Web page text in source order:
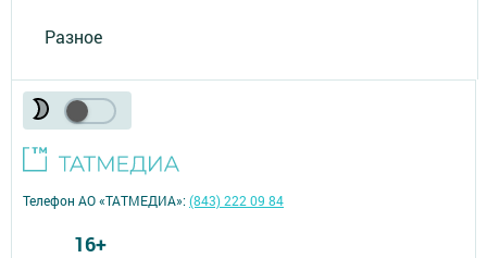
Разное
Телефон АО «ТАТМЕДИА»:(843) 222 09 84
16+